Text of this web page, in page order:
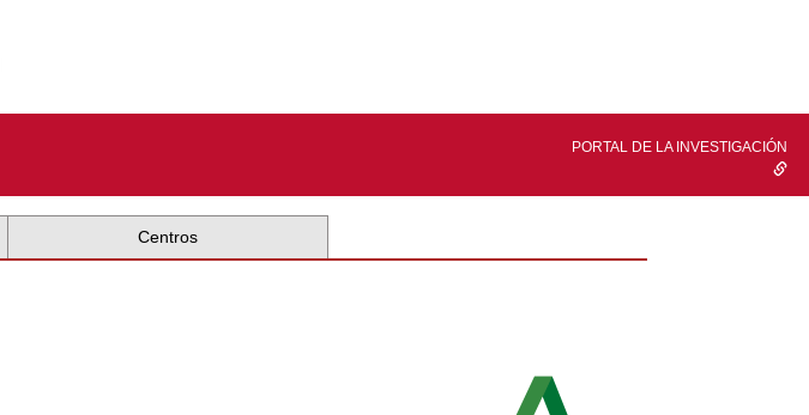
PORTAL DE LA INVESTIGACIÓN
Centros